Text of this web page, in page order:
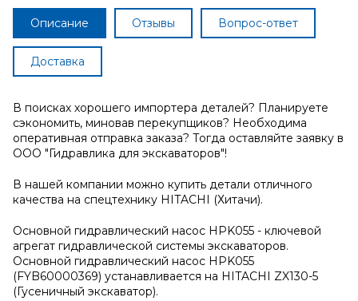
Описание Отзывы Вопрос-ответ
Доставка
В поисках хорошего импортера деталей? Планируете
сэкономить, миновав перекупщиков? Необходима
оперативная отправка заказа? Тогда оставляйте заявку в
ООО "Гидравлика для экскаваторов"!
В нашей компании можно купить детали отличного
качества на спецтехнику HITACHI (Хитачи).
Основной гидравлический насос HPK055 - ключевой
агрегат гидравлической системы экскаваторов.
Основной гидравлический насос HPK055
(FYB60000369) устанавливается на HITACHI ZX130-5
(Гусеничный экскаватор).